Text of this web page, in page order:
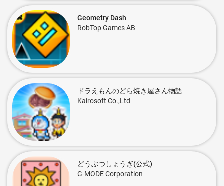
Geometry Dash
RobTop Games AB
ドラえもんのどら焼き屋さん物語
Kairosoft Co.,Ltd
どうぶつしょうぎ(公式)
G-MODE Corporation